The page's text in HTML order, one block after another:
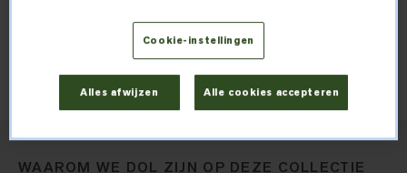
Stalen bestellen
WAAROM WE DOL ZIJN OP DEZE COLLECTIE
Cookie-instellingen
Alles afwijzen Alle cookies accepteren